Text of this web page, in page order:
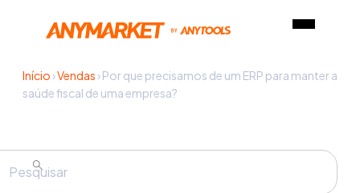
Início ›Vendas ›Por que precisamos de um ERP para manter a
saúde fiscal de uma empresa?